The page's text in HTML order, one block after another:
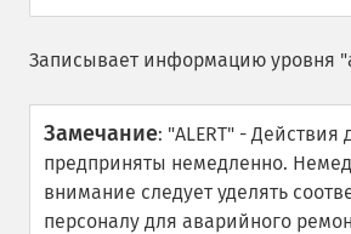
Записывает информацию уровня
Замечание: "ALERT" -
предприняты немедленно.
внимание следует уделять
персоналу для аварийного